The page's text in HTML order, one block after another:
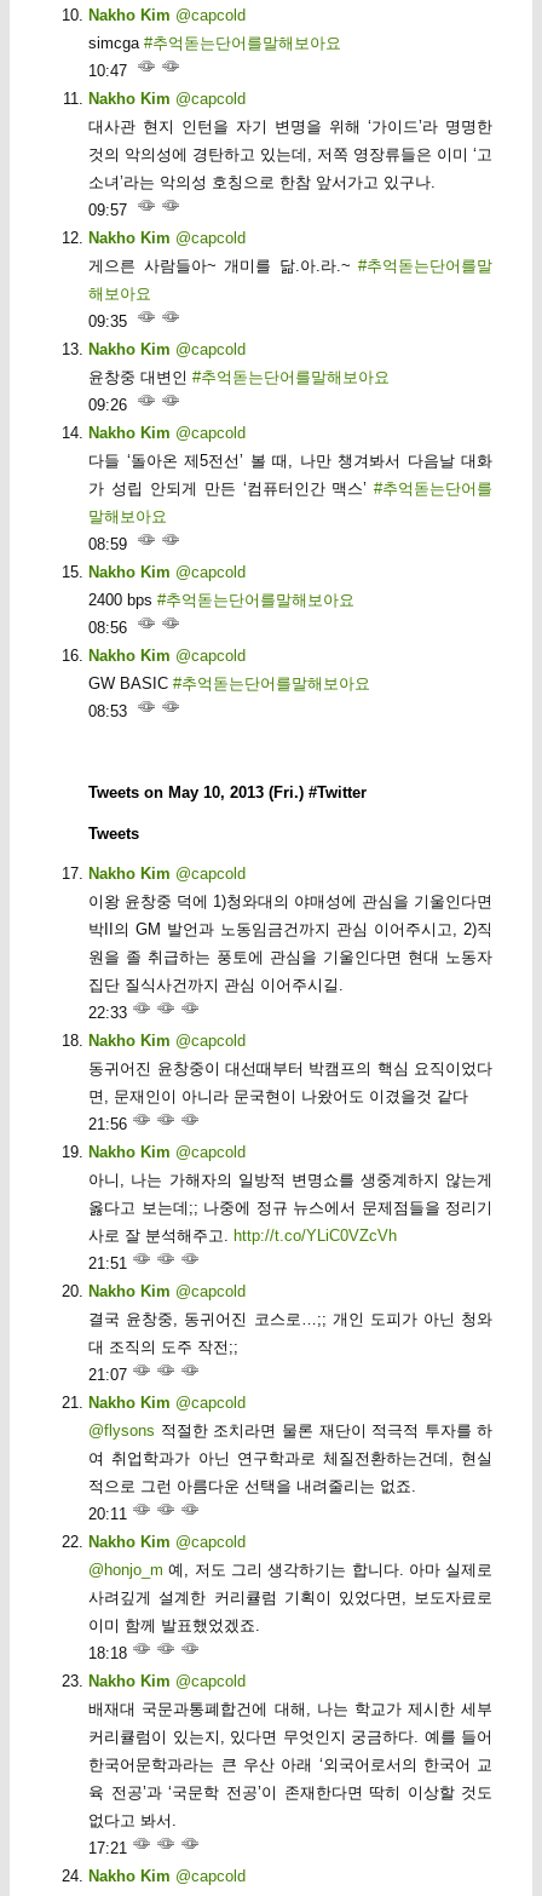
Nakho Kim @capcold
simcga#추억돋는단어를말해보아요
10:47
Nakho Kim @capcold
대사관 현지 인턴을 자기 변명을 위해 ‘가이드’라 명명한
것의 악의성에 경탄하고 있는데, 저쪽 영장류들은 이미 ‘고
소녀’라는 악의성 호칭으로 한참 앞서가고 있구나.
09:57
Nakho Kim @capcold
게으른 사람들아~ 개미를 닮.아.라.~#추억돋는단어를말
해보아요
09:35
Nakho Kim @capcold
윤창중 대변인#추억돋는단어를말해보아요
09:26
Nakho Kim @capcold
다들 ‘돌아온 제5전선’ 볼 때, 나만 챙겨봐서 다음날 대화
가 성립 안되게 만든 ‘컴퓨터인간 맥스’#추억돋는단어를
말해보아요
08:59
Nakho Kim @capcold
2400 bps#추억돋는단어를말해보아요
08:56
Nakho Kim @capcold
GW BASIC#추억돋는단어를말해보아요
08:53
Tweets on May 10, 2013 (Fri.) #Twitter
Tweets
Nakho Kim @capcold
이왕 윤창중 덕에 1)청와대의 야매성에 관심을 기울인다면
박II의 GM 발언과 노동임금건까지 관심 이어주시고, 2)직
원을 졸 취급하는 풍토에 관심을 기울인다면 현대 노동자
집단 질식사건까지 관심 이어주시길.
22:33
Nakho Kim @capcold
동귀어진 윤창중이 대선때부터 박캠프의 핵심 요직이었다
면, 문재인이 아니라 문국현이 나왔어도 이겼을것 같다
21:56
Nakho Kim @capcold
아니, 나는 가해자의 일방적 변명쇼를 생중계하지 않는게
옳다고 보는데;; 나중에 정규 뉴스에서 문제점들을 정리기
사로 잘 분석해주고. http://t.co/YLiC0VZcVh
21:51
Nakho Kim @capcold
결국 윤창중, 동귀어진 코스로…;; 개인 도피가 아닌 청와
대 조직의 도주 작전;;
21:07
Nakho Kim @capcold
@flysons 적절한 조치라면 물론 재단이 적극적 투자를 하
여 취업학과가 아닌 연구학과로 체질전환하는건데, 현실
적으로 그런 아름다운 선택을 내려줄리는 없죠.
20:11
Nakho Kim @capcold
@honjo_m 예, 저도 그리 생각하기는 합니다. 아마 실제로
사려깊게 설계한 커리큘럼 기획이 있었다면, 보도자료로
이미 함께 발표했었겠죠.
18:18
Nakho Kim @capcold
배재대 국문과통폐합건에 대해, 나는 학교가 제시한 세부
커리큘럼이 있는지, 있다면 무엇인지 궁금하다. 예를 들어
한국어문학과라는 큰 우산 아래 ‘외국어로서의 한국어 교
육 전공’과 ‘국문학 전공’이 존재한다면 딱히 이상할 것도
없다고 봐서.
17:21
Nakho Kim @capcold